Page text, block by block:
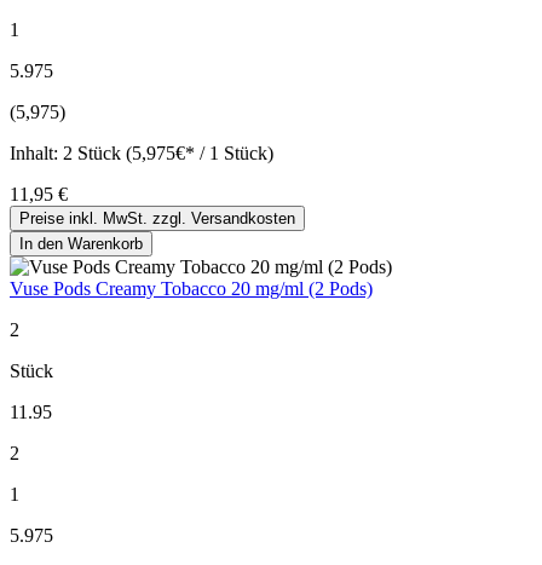
1
5.975
(5,975)
Inhalt: 2 Stück (5,975€* / 1 Stück)
11,95 €
Preise inkl. MwSt. zzgl. Versandkosten
In den Warenkorb
Vuse Pods Creamy Tobacco 20 mg/ml (2 Pods)
2
Stück
11.95
2
1
5.975